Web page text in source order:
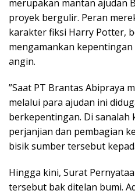
merupakan mantan ajudan
proyek bergulir. Peran
karakter fiksi Harry Potter,
mengamankan
angin.
​”Saat PT Brantas Abipraya
melalui para ajudan ini
berkepentingan. Di
perjanjian dan pembagian
bisik sumber tersebut
​Hingga kini, Surat
tersebut bak ditelan bumi.